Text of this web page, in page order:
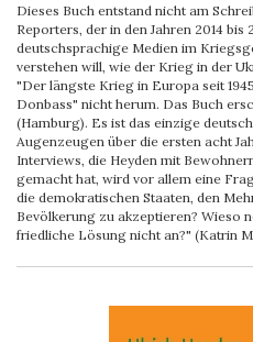
Dieses Buch entstand nicht am
Reporters, der in den Jahren 2014
deutschsprachige Medien im
verstehen will, wie der Krieg in der
"Der längste Krieg in Europa seit
Donbass" nicht herum. Das Buch
(Hamburg). Es ist das einzige
Augenzeugen über die ersten acht
Interviews, die Heyden mit
gemacht hat, wird vor allem eine
die demokratischen Staaten, den
Bevölkerung zu akzeptieren? Wieso
friedliche Lösung nicht an?" (Katrin